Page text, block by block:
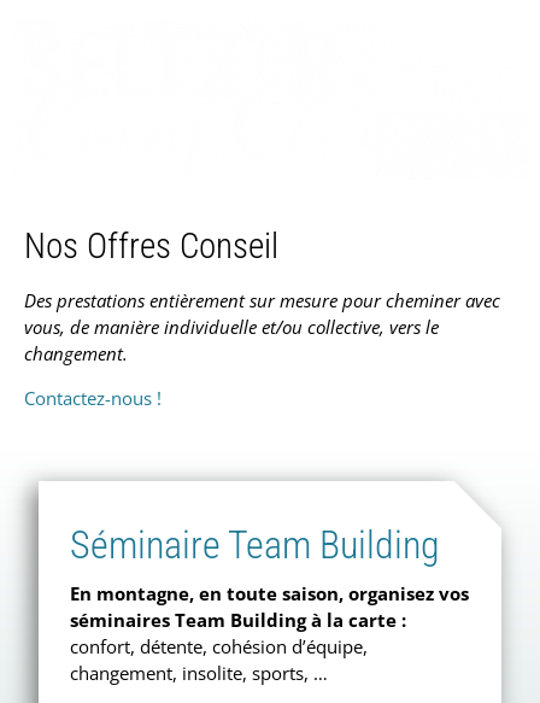
Nos Offres Conseil
Des prestations entièrement sur mesure pour cheminer avec
vous, de manière individuelle et/ou collective, vers le
changement.
Contactez-nous !
Séminaire Team Building
En montagne, en toute saison, organisez vos
séminaires Team Building à la carte :
confort, détente, cohésion d’équipe,
changement, insolite, sports, …